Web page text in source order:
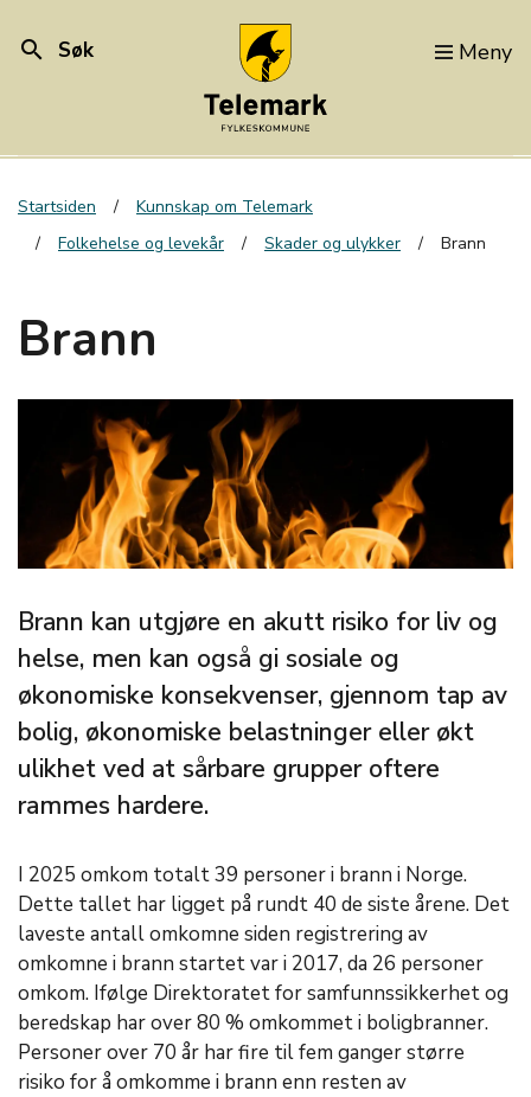
search Søk Meny
Startsiden
Kunnskap om Telemark
Folkehelse og levekår
Skader og ulykker Brann
Brann
Brann kan utgjøre en akutt risiko for liv og
helse, men kan også gi sosiale og
økonomiske konsekvenser, gjennom tap av
bolig, økonomiske belastninger eller økt
ulikhet ved at sårbare grupper oftere
rammes hardere.
I 2025 omkom totalt 39 personer i brann i Norge.
Dette tallet har ligget på rundt 40 de siste årene. Det
laveste antall omkomne siden registrering av
omkomne i brann startet var i 2017, da 26 personer
omkom. Ifølge Direktoratet for samfunnssikkerhet og
beredskap har over 80 % omkommet i boligbranner.
Personer over 70 år har fire til fem ganger større
risiko for å omkomme i brann enn resten av